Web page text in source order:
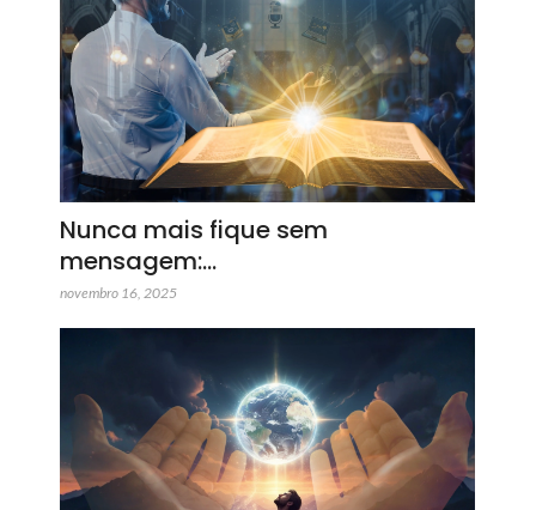
Nunca mais fique sem
mensagem:…
novembro 16, 2025